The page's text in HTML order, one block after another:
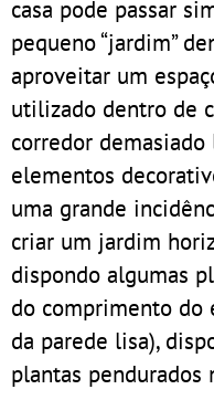
casa pode passar
pequeno “jardim”
aproveitar um
utilizado dentro de
corredor
elementos
uma grande
criar um jardim
dispondo algumas
do comprimento do
da parede lisa),
plantas pendurados